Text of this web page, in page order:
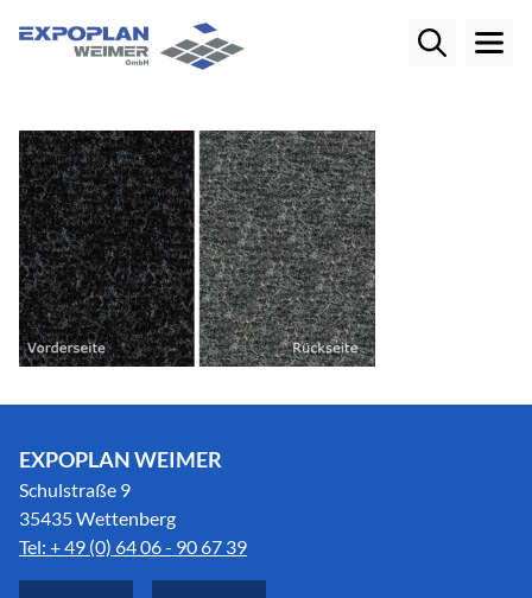
EXPOPLAN WEIMER
Schulstraße 9
35435 Wettenberg
Tel: + 49 (0) 64 06 - 90 67 39